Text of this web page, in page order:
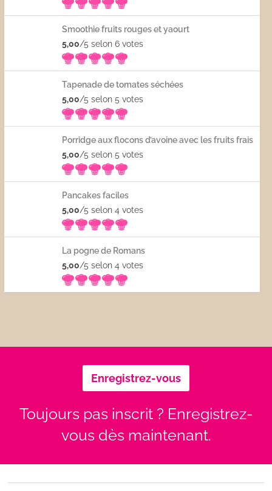
Smoothie fruits rouges et yaourt
5,00/5 selon 6votes
Tapenade de tomates séchées
5,00/5 selon 5votes
Porridge aux flocons d’avoine avec les fruits frais
5,00/5 selon 5votes
Pancakes faciles
5,00/5 selon 4votes
La pogne de Romans
5,00/5 selon 4votes
Enregistrez-vous
Toujours pas inscrit ? Enregistrez-
vous dès maintenant.